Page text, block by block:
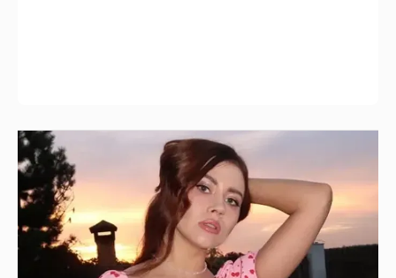
"Мне искренне больно". Олеся Иванченко
ответила на критику в сети за поддержку
"Колобка"